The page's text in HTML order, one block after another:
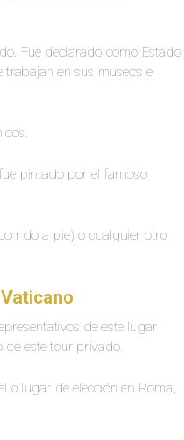
Fue declarado como Estado
trabajan en sus museos e
pintado por el famoso
a pie) o cualquier otro
de este lugar
de este tour privado.
o lugar de elección en Roma,